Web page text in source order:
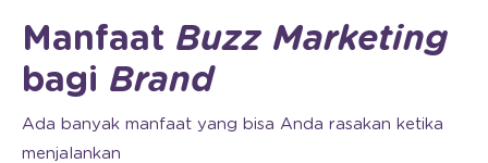
Manfaat Buzz Marketing
bagi Brand
Ada banyak manfaat yang bisa Anda rasakan ketika
menjalankan